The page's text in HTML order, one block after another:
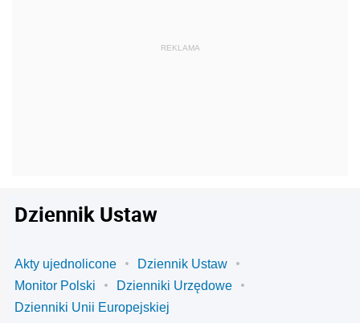
Dziennik Ustaw
Akty ujednolicone
Dziennik Ustaw
Monitor Polski
Dzienniki Urzędowe
Dzienniki Unii Europejskiej